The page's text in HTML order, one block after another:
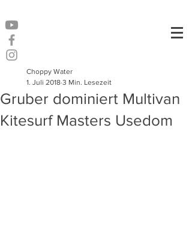
Gruber dominiert Multivan
Kitesurf Masters Usedom
Choppy Water
1. Juli 2018 3 Min. Lesezeit